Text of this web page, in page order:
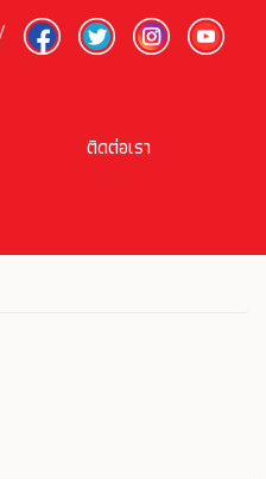
ติดต่อเรา